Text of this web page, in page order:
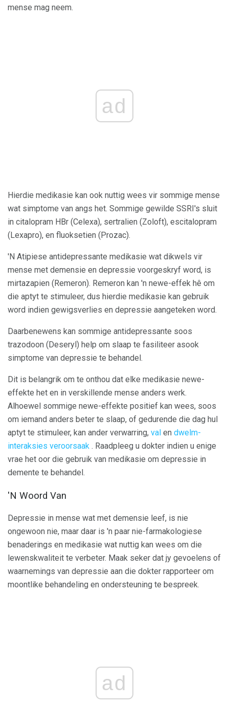
mense mag neem.
ad
Hierdie medikasie kan ook nuttig wees vir sommige mense
wat simptome van angs het. Sommige gewilde SSRI's sluit
in citalopram HBr (Celexa), sertralien (Zoloft), escitalopram
(Lexapro), en fluoksetien (Prozac).
'N Atipiese antidepressante medikasie wat dikwels vir
mense met demensie en depressie voorgeskryf word, is
mirtazapien (Remeron). Remeron kan 'n newe-effek hê om
die aptyt te stimuleer, dus hierdie medikasie kan gebruik
word indien gewigsverlies en depressie aangeteken word.
Daarbenewens kan sommige antidepressante soos
trazodoon (Deseryl) help om slaap te fasiliteer asook
simptome van depressie te behandel.
Dit is belangrik om te onthou dat elke medikasie newe-
effekte het en in verskillende mense anders werk.
Alhoewel sommige newe-effekte positief kan wees, soos
om iemand anders beter te slaap, of gedurende die dag hul
aptyt te stimuleer, kan ander verwarring, val en dwelm-
interaksies veroorsaak . Raadpleeg u dokter indien u enige
vrae het oor die gebruik van medikasie om depressie in
demente te behandel.
'N Woord Van
Depressie in mense wat met demensie leef, is nie
ongewoon nie, maar daar is 'n paar nie-farmakologiese
benaderings en medikasie wat nuttig kan wees om die
lewenskwaliteit te verbeter. Maak seker dat jy gevoelens of
waarnemings van depressie aan die dokter rapporteer om
moontlike behandeling en ondersteuning te bespreek.
ad